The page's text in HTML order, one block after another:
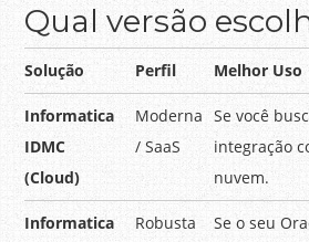
Qual versão
Solução Perfil Melhor Uso
Informatica
IDMC
(Cloud)
Moderna
/ SaaS
Se você
integração
nuvem.
Informatica
Robusta
Se o seu